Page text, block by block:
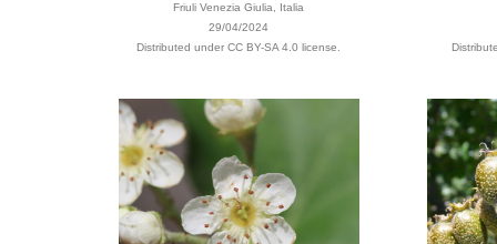
Friuli Venezia Giulia, Italia
29/04/2024
Distributed under CC BY-SA 4.0 license.